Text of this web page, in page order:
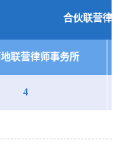
合伙联营律
联营律师事务所
4